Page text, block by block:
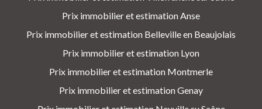
Prix immobilier et estimation Anse
Prix immobilier et estimation Belleville en Beaujolais
Prix immobilier et estimation Lyon
Prix immobilier et estimation Montmerle
Prix immobilier et estimation Genay